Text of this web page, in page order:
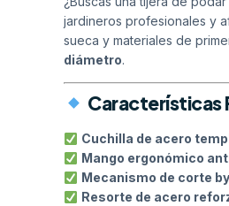
jardineros profesionales y
sueca y materiales de
diámetro.
Características
Cuchilla de acero
Mango ergonómico
Mecanismo de corte
Resorte de acero